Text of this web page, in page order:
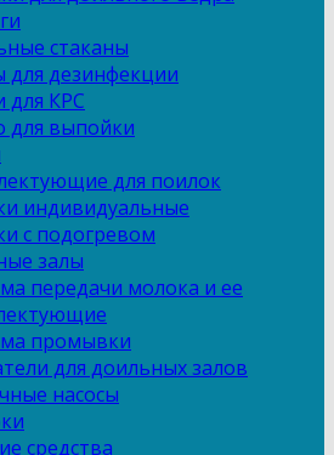
стаканы
для дезинфекции
для КРС
для выпойки
для поилок
индивидуальные
с подогревом
залы
передачи молока и ее
промывки
для доильных залов
насосы
средства